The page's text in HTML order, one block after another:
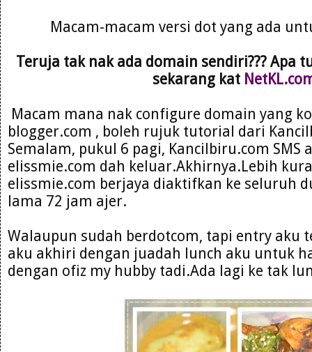
Macam-macam versi dot yang ada
Teruja tak nak ada domain sendiri??? Apa
sekarang kat
Macam mana nak configure domain yang
blogger.com , boleh rujuk tutorial dari
Semalam, pukul 6 pagi, Kancilbiru.com SMS
elissmie.com dah keluar.Akhirnya.Lebih
elissmie.com berjaya diaktifkan ke seluruh
lama 72 jam ajer.
Walaupun sudah berdotcom, tapi entry aku
aku akhiri dengan juadah lunch aku untuk
dengan ofiz my hubby tadi.Ada lagi ke tak